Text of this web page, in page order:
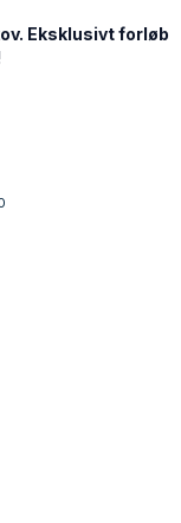
Eksklusivt forløb